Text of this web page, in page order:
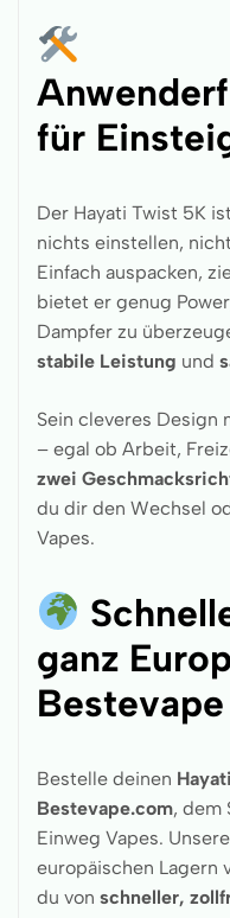
für
Der Hayati Twist 5K ist
nichts einstellen,
Einfach auspacken,
bietet er genug
Dampfer zu
stabile Leistung und
Sein cleveres Design
– egal ob Arbeit,
zwei
du dir den Wechsel
Vapes.
ganz
Bestevape
Bestelle deinen
Bestevape.com, dem
Einweg Vapes.
europäischen
du von schneller,